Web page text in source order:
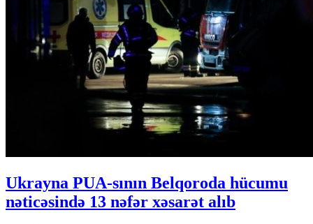
Ukrayna PUA-sının Belqoroda hücumu
nəticəsində 13 nəfər xəsarət alıb